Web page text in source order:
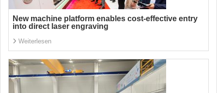
New machine platform enables cost-effective entry
into direct laser engraving
Weiterlesen